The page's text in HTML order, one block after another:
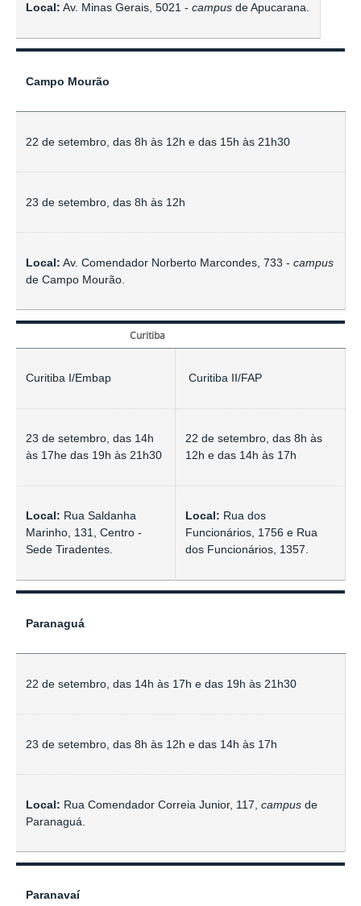
Local: Av. Minas Gerais, 5021 -campusde Apucarana.
Campo Mourão
22 de setembro, das 8h às 12h e das 15h às 21h30
23 de setembro, das 8h às 12h
Local: Av. Comendador Norberto Marcondes, 733 -campus
de Campo Mourão.
Curitiba
Curitiba I/Embap Curitiba II/FAP
23 de setembro, das 14h
às 17he das 19h às 21h30
22 de setembro, das 8h às
12h e das 14h às 17h
Local: Rua Saldanha
Marinho, 131, Centro -
Sede Tiradentes.
Local: Rua dos
Funcionários, 1756 e Rua
dos Funcionários, 1357.
Paranaguá
22 de setembro,das 14h às 17h e das 19h às 21h30
23 de setembro,das 8h às 12h e das 14h às 17h
Local: Rua Comendador Correia Junior, 117,campusde
Paranaguá.
Paranavaí